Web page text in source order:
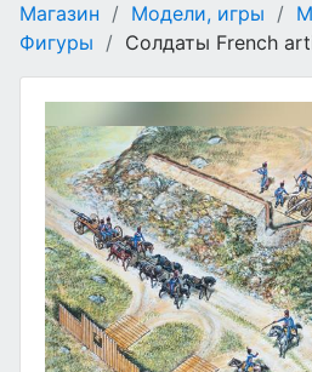
Магазин / Модели, игры /
Фигуры / Солдаты French